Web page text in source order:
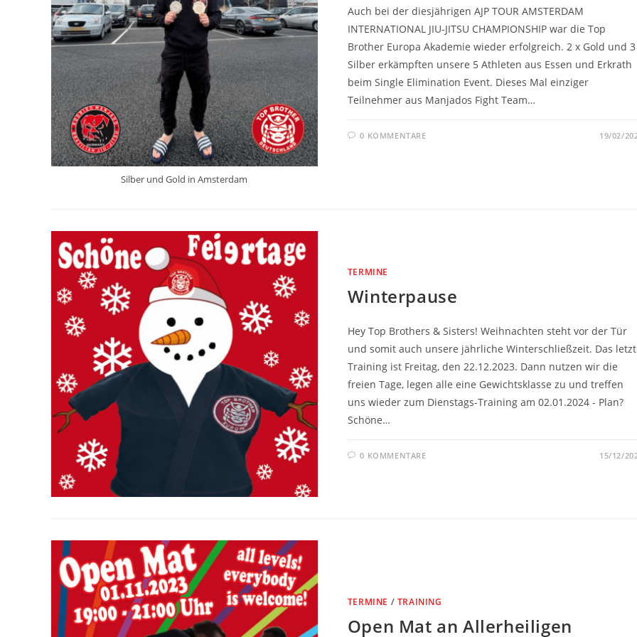
Silber und Gold in Amsterdam
Auch bei der diesjährigen AJP TOUR AMSTERDAM
INTERNATIONAL JIU-JITSU CHAMPIONSHIP war die Top
Brother Europa Akademie wieder erfolgreich. 2 x Gold und
Silber erkämpften unsere 5 Athleten aus Essen und Erkrath
beim Single Elimination Event. Dieses Mal einziger
Teilnehmer aus Manjados Fight Team…
0 KOMMENTARE 19/02/
TERMINE
Winterpause
Hey Top Brothers & Sisters! Weihnachten steht vor der Tür
und somit auch unsere jährliche Winterschließzeit. Das
Training ist Freitag, den 22.12.2023. Dann nutzen wir die
freien Tage, legen alle eine Gewichtsklasse zu und treffen
uns wieder zum Dienstags-Training am 02.01.2024 - Plan?
Schöne…
0 KOMMENTARE 15/12/
TERMINE / TRAINING
Open Mat an Allerheiligen